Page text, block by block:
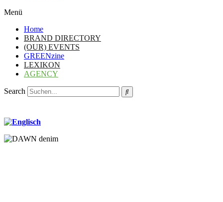
Menü
Home
BRAND DIRECTORY
(OUR) EVENTS
GREENzine
LEXIKON
AGENCY
Search